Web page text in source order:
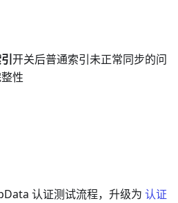
开关后普通索引未正常同步的问
性
认证测试流程，升级为 认证